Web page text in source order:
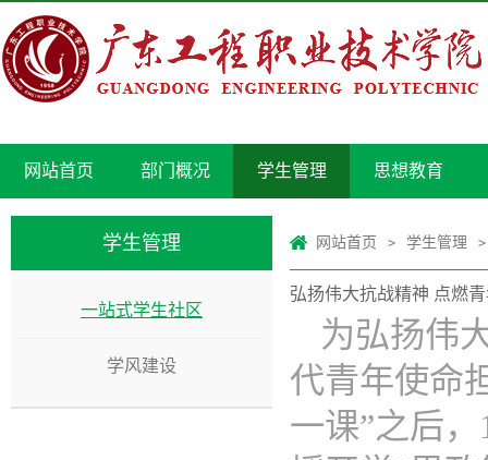
网站首页 部门概况 学生管理 思想教育
学生管理
一站式学生社区
学风建设
网站首页 > 学生管理 >
弘扬伟大抗战精神 点燃
为弘扬伟
代青年使命
一课”之后